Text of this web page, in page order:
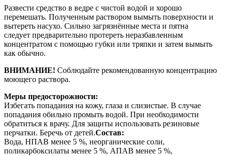
Развести средство в ведре с чистой водой и хорошо
перемешать. Полученным раствором вымыть поверхности и
вытереть насухо. Сильно загрязнённые места и пятна
следует предварительно протереть неразбавленным
концентратом с помощью губки или тряпки и затем вымыть
как обычно.
ВНИМАНИЕ! Соблюдайте рекомендованную концентрацию
моющего раствора.
Меры предосторожности:
Избегать попадания на кожу, глаза и слизистые. В случае
попадания обильно промыть водой. При необходимости
обратиться к врачу. Для защиты использовать резиновые
перчатки. Беречь от детей.Состав:
Вода, НПАВ менее 5 %, неорганические соли,
поликарбоксилаты менее 5 %, АПАВ менее 5 %,